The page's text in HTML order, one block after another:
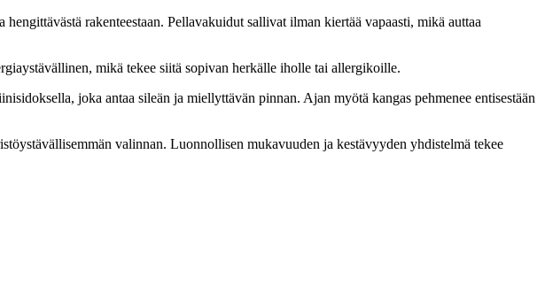
rakenteestaan. Pellavakuidut sallivat ilman kiertää vapaasti, mikä auttaa
mikä tekee siitä sopivan herkälle iholle tai allergikoille.
joka antaa sileän ja miellyttävän pinnan. Ajan myötä kangas pehmenee entisestään
valinnan. Luonnollisen mukavuuden ja kestävyyden yhdistelmä tekee